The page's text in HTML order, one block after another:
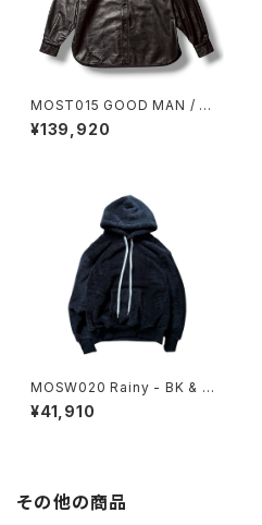
MOST015 GOOD MAN / グッ
ドマン
¥139,920
MOSW020 Rainy - BK & OL
-
¥41,910
その他の商品